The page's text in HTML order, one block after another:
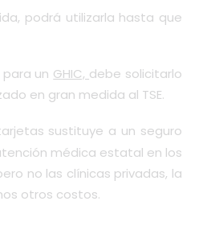
podrá utilizarla hasta que
un GHIC, debe solicitarlo
en gran medida al TSE.
sustituye a un seguro
médica estatal en los
no las clínicas privadas, la
otros costos.